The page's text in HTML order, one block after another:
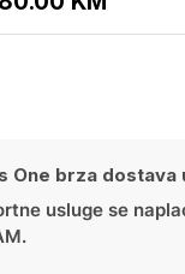
One brza dostava
usluge se